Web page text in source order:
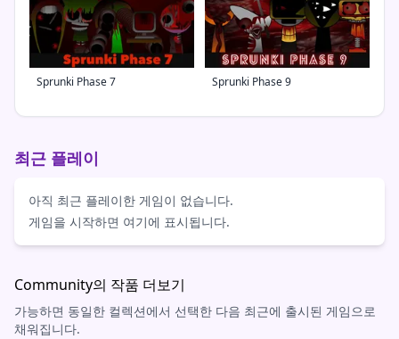
Sprunki Phase 7 Sprunki Phase 9
최근 플레이
아직 최근 플레이한 게임이 없습니다.
게임을 시작하면 여기에 표시됩니다.
Community의 작품 더보기
가능하면 동일한 컬렉션에서 선택한 다음 최근에 출시된 게임으로
채워집니다.